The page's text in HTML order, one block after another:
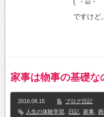
ですけど
家事は物事の基礎な
2016.08.15
ブログ日記
人生の体験学習
日記 家事